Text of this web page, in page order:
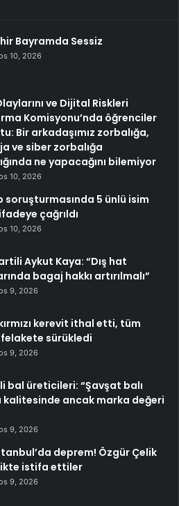
Bayramda Sessiz
10, 2026
ve Dijital Riskleri
Komisyonu’nda öğrenciler
Bir arkadaşımız zorbalığa,
ve siber zorbalığa
ne yapacağını bilemiyor
10, 2026
soruşturmasında 5 ünlü isim
çağrıldı
10, 2026
Aykut Kaya: “Dış hat
bagaj hakkı artırılmalı”
9, 2026
kerevit ithal etti, tüm
sürükledi
9, 2026
bal üreticileri: “Şavşat balı
kalitesinde ancak marka değeri
9, 2026
deprem! Özgür Çelik
istifa ettiler
9, 2026